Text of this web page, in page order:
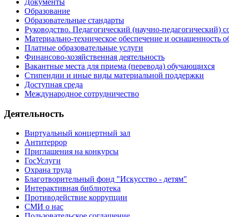
Образование
Образовательные стандарты
Руководство. Педагогический (научно-педагогический)
Материально-техническое обеспечение и оснащенность
Платные образовательные услуги
Финансово-хозяйственная деятельность
Вакантные места для приема (перевода) обучающихся
Стипендии и иные виды материальной поддержки
Доступная среда
Международное сотрудничество
Деятельность
Виртуальный концертный зал
Антитеррор
Приглашения на конкурсы
ГосУслуги
Охрана труда
Благотворительный фонд "Искусство - детям"
Интерактивная библиотека
Противодействие коррупции
СМИ о нас